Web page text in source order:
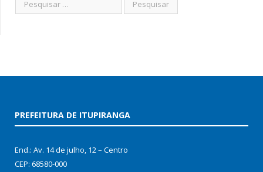
PREFEITURA DE ITUPIRANGA
End.: Av. 14 de julho, 12 – Centro
CEP: 68580-000